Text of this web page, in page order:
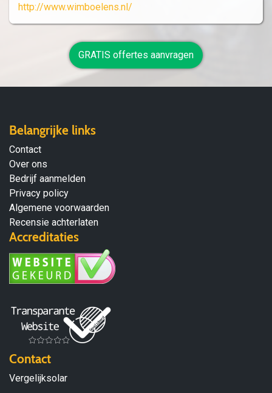
http://www.wimboelens.nl/
GRATIS offertes aanvragen
Belangrijke links
Contact
Over ons
Bedrijf aanmelden
Privacy policy
Algemene voorwaarden
Recensie achterlaten
Accreditaties
Contact
Vergelijksolar